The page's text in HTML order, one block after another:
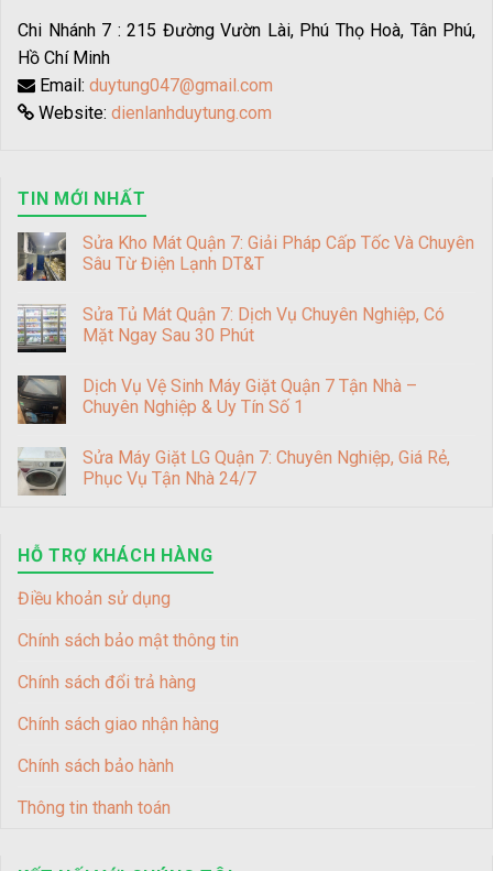
Chi Nhánh 7 : 215 Đường Vườn Lài, Phú Thọ Hoà, Tân Phú,
Hồ Chí Minh
Email: duytung047@gmail.com
Website: dienlanhduytung.com
TIN MỚI NHẤT
Sửa Kho Mát Quận 7: Giải Pháp Cấp Tốc Và Chuyên
Sâu Từ Điện Lạnh DT&T
Sửa Tủ Mát Quận 7: Dịch Vụ Chuyên Nghiệp, Có
Mặt Ngay Sau 30 Phút
Dịch Vụ Vệ Sinh Máy Giặt Quận 7 Tận Nhà –
Chuyên Nghiệp & Uy Tín Số 1
Sửa Máy Giặt LG Quận 7: Chuyên Nghiệp, Giá Rẻ,
Phục Vụ Tận Nhà 24/7
HỖ TRỢ KHÁCH HÀNG
Điều khoản sử dụng
Chính sách bảo mật thông tin
Chính sách đổi trả hàng
Chính sách giao nhận hàng
Chính sách bảo hành
Thông tin thanh toán